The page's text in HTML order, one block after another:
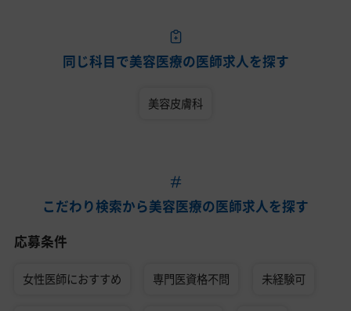
同じ科目で美容医療の医師求人を探す
美容皮膚科
こだわり検索から美容医療の医師求人を探す
応募条件
女性医師におすすめ 専門医資格不問 未経験可